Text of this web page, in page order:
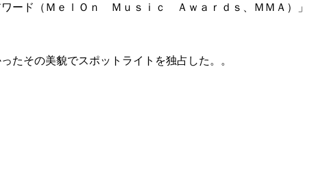
ワード（ＭｅｌＯｎ Ｍｕｓｉｃ Ａｗａｒｄｓ、ＭＭＡ）」
たその美貌でスポットライトを独占した。。